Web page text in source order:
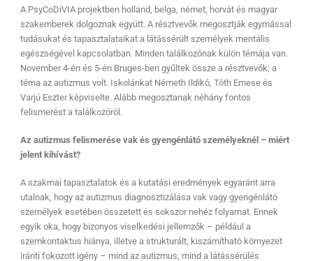
A PsyCoDiVIA projektben holland, belga, német, horvát és magyar
szakemberek dolgoznak együtt. A résztvevők megosztják egymással
tudásukat és tapasztalataikat a látássérült személyek mentális
egészségével kapcsolatban. Minden találkozónak külön témája van.
November 4-én és 5-én Bruges-ben gyűltek össze a résztvevők; a
téma az autizmus volt. Iskolánkat Németh Ildikó, Tóth Emese és
Varjú Eszter képviselte. Alább megosztanak néhány fontos
felismerést a találkozóról.
Az autizmus felismerése vak és gyengénlátó személyeknél – miért
jelent kihívást?
A szakmai tapasztalatok és a kutatási eredmények egyaránt arra
utalnak, hogy az autizmus diagnosztizálása vak vagy gyengénlátó
személyek esetében összetett és sokszor nehéz folyamat. Ennek
egyik oka, hogy bizonyos viselkedési jellemzők – például a
szemkontaktus hiánya, illetve a strukturált, kiszámítható környezet
iránti fokozott igény – mind az autizmus, mind a látássérülés